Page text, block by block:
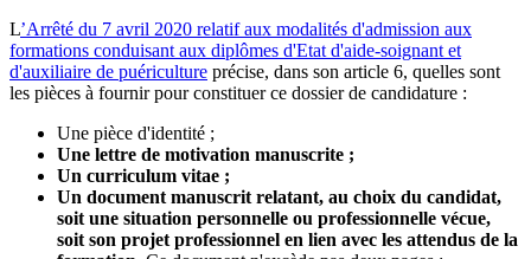
L’Arrêté du 7 avril 2020 relatif aux modalités d'admission aux
formations conduisant aux diplômes d'Etat d'aide-soignant et
d'auxiliaire de puériculture précise, dans son article 6, quelles sont
les pièces à fournir pour constituer ce dossier de candidature :
Une pièce d'identité ;
Une lettre de motivation manuscrite ;
Un curriculum vitae ;
Un document manuscrit relatant, au choix du candidat,
soit une situation personnelle ou professionnelle vécue,
soit son projet professionnel en lien avec les attendus de la